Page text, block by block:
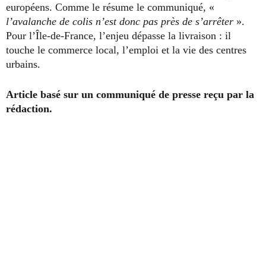
européens. Comme le résume le communiqué, «
l’avalanche de colis n’est donc pas près de s’arrêter ».
Pour l’Île-de-France, l’enjeu dépasse la livraison : il
touche le commerce local, l’emploi et la vie des centres
urbains.
Article basé sur un communiqué de presse reçu par la
rédaction.